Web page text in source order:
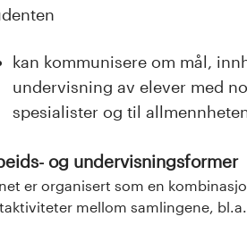
kan kommunisere om mål,
undervisning av elever med
spesialister og til
og undervisningsformer
er organisert som en
mellom samlingene,